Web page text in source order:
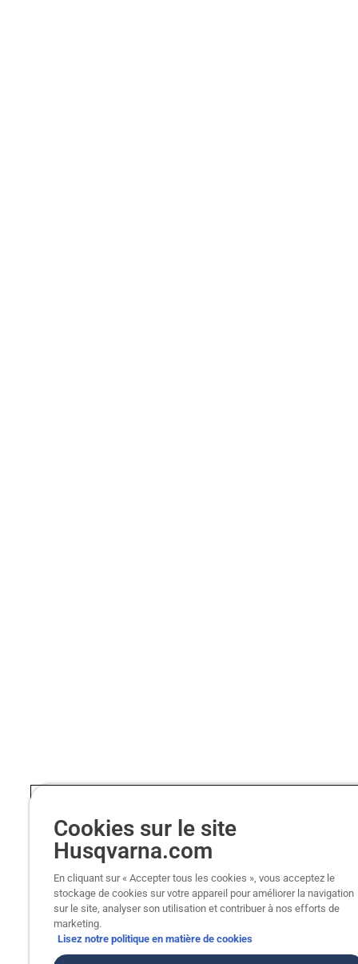
Cookies sur le site
Husqvarna.com
En cliquant sur « Accepter tous les cookies », vous acceptez le
stockage de cookies sur votre appareil pour améliorer la navigation
sur le site, analyser son utilisation et contribuer à nos efforts de
marketing.
Lisez notre politique en matière de cookies